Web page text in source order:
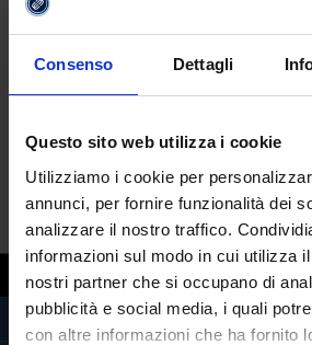
Consenso Dettagli
Questo sito web utilizza i cookie
Utilizziamo i cookie per
annunci, per fornire funzionalità dei
analizzare il nostro traffico.
informazioni sul modo in cui utilizza
nostri partner che si occupano di
pubblicità e social media, i quali
con altre informazioni che ha fornito
già a metà dell’opera e di
sprecato tempo…»
fonte di conoscenza e lo
bere. E io devo dire che mi
non poco ad eCampus.»